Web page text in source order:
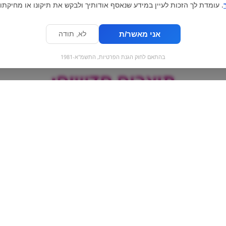
מוצרים חדשים:
. עומדת לך הזכות לעיין במידע שנאסף אודותיך ולבקש את תיקונו או
אני מאשר/ת לא, תודה
בהתאם לחוק הגנת הפרטיות, התשמ"א-1981